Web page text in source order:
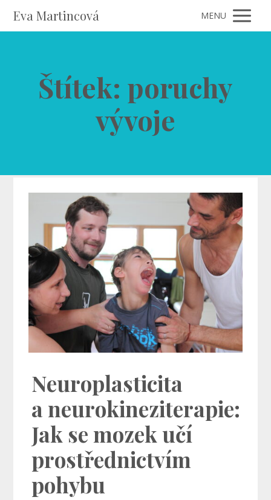
Eva Martincová MENU
Štítek: poruchy
vývoje
Neuroplasticita
a neurokineziterapie:
Jak se mozek učí
prostřednictvím
pohybu